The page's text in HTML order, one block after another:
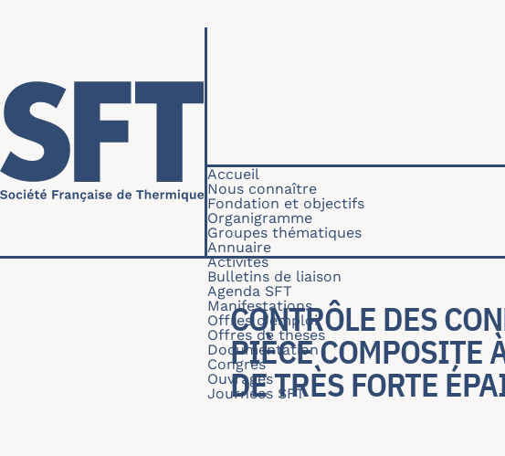
Navigation principale
Accueil
Nous connaître
Fondation et objectifs
Organigramme
Groupes thématiques
Annuaire
Activités
Bulletins de liaison
Agenda SFT
Manifestations
Offres d'emploi
Offres de thèses
Documentation
Congrès
Ouvrages
Journées SFT
CONTRÔLE DES
PIÈCE COMPOSITE
DE TRÈS FORTE